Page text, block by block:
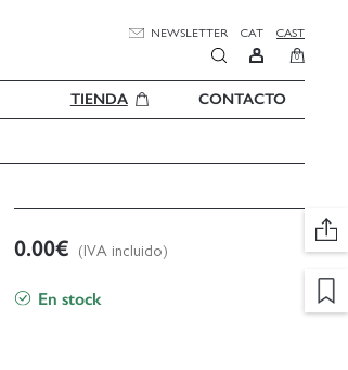
NEWSLETTER CAT CAST
0
TIENDA CONTACTO
0.00€ (IVA incluido)
En stock